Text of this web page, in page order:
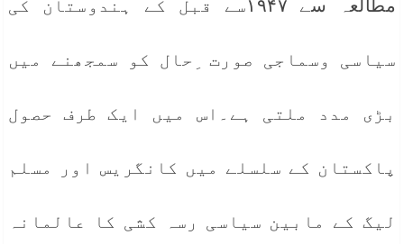
مطالعہ سے ۱۹۴۷سے قبل کے ہندوستان کی
سیاسی وسماجی صورت ِحال کو سمجھنے میں
بڑی مدد ملتی ہے۔اس میں ایک طرف حصول
پاکستان کے سلسلے میں کانگریس اور مسلم
لیگ کے مابین سیاسی رسہ کشی کا عالمانہ